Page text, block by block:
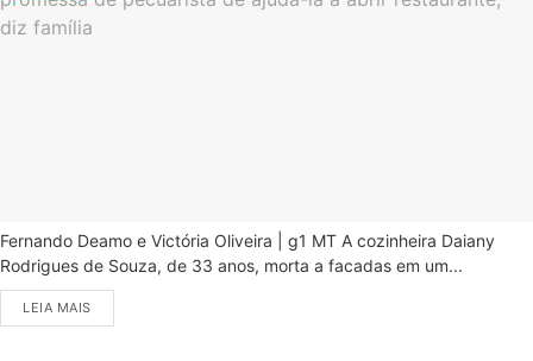
Fernando Deamo e Victória Oliveira | g1 MT A cozinheira Daiany
Rodrigues de Souza, de 33 anos, morta a facadas em um...
LEIA MAIS